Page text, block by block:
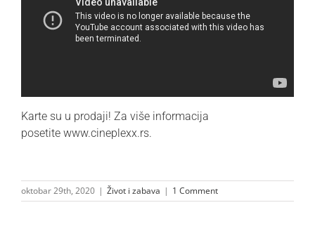
Karte su u prodaji! Za više informacija
posetite www.cineplexx.rs.
oktobar 29th, 2020 | Život i zabava | 1 Comment